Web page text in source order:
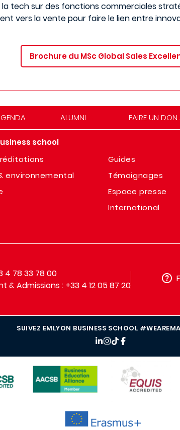
tech sur des fonctions commerciales
vers la vente pour faire le lien entre
Brochure du MSc Global Sales
ALUMNI FAIRE UN
school
environnemental
Guides
Témoignages
Espace presse
International
4 78 33 78 00
& Admissions : +33 4 12 05 87 20
SUIVEZ EMLYON BUSINESS SCHOOL
IMAGE